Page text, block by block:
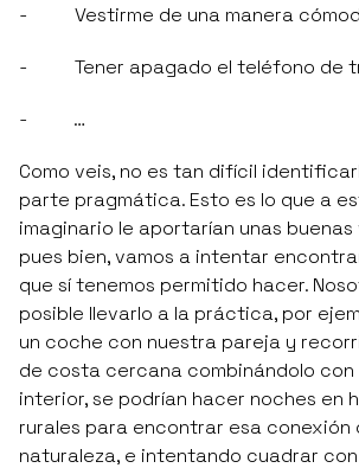
- Vestirme de una manera
- Tener apagado el teléfono de
- …
Como veis, no es tan difícil
parte pragmática. Esto es lo que a
imaginario le aportarían unas
pues bien, vamos a intentar
que sí tenemos permitido hacer.
posible llevarlo a la práctica, por
un coche con nuestra pareja y
de costa cercana combinándolo con
interior, se podrían hacer noches en
rurales para encontrar esa conexión
naturaleza, e intentando cuadrar